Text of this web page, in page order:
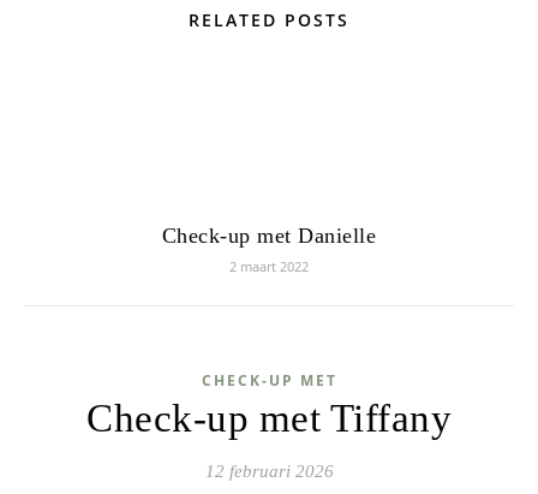
RELATED POSTS
Check-up met Danielle
2 maart 2022
CHECK-UP MET
Check-up met Tiffany
12 februari 2026